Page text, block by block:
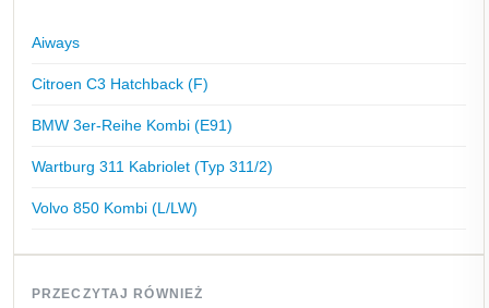
Aiways
Citroen C3 Hatchback (F)
BMW 3er-Reihe Kombi (E91)
Wartburg 311 Kabriolet (Typ 311/2)
Volvo 850 Kombi (L/LW)
PRZECZYTAJ RÓWNIEŻ